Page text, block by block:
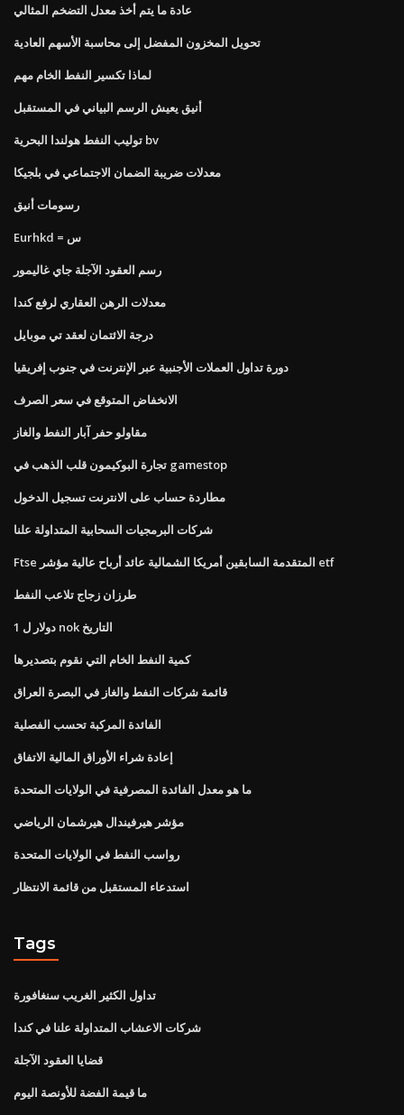
عادة ما يتم أخذ معدل التضخم المثالي
تحويل المخزون المفضل إلى محاسبة الأسهم العادية
لماذا تكسير النفط الخام مهم
أنيق يعيش الرسم البياني في المستقبل
توليب النفط هولندا البحرية bv
معدلات ضريبة الضمان الاجتماعي في بلجيكا
رسومات أنيق
Eurhkd = س
رسم العقود الآجلة جاي غاليمور
معدلات الرهن العقاري لرفع كندا
درجة الائتمان لعقد تي موبايل
دورة تداول العملات الأجنبية عبر الإنترنت في جنوب إفريقيا
الانخفاض المتوقع في سعر الصرف
مقاولو حفر آبار النفط والغاز
تجارة البوكيمون قلب الذهب في gamestop
مطاردة حساب على الانترنت تسجيل الدخول
شركات البرمجيات السحابية المتداولة علنا
Ftse المتقدمة السابقين أمريكا الشمالية عائد أرباح عالية مؤشر etf
طرزان زجاج تلاعب النفط
1 دولار ل nok التاريخ
كمية النفط الخام التي نقوم بتصديرها
قائمة شركات النفط والغاز في البصرة العراق
الفائدة المركبة تحسب الفصلية
إعادة شراء الأوراق المالية الاتفاق
ما هو معدل الفائدة المصرفية في الولايات المتحدة
مؤشر هيرفيندال هيرشمان الرياضي
رواسب النفط في الولايات المتحدة
استدعاء المستقبل من قائمة الانتظار
Tags
تداول الكثير الغريب سنغافورة
شركات الاعشاب المتداولة علنا ​​في كندا
قضايا العقود الآجلة
ما قيمة الفضة للأونصة اليوم